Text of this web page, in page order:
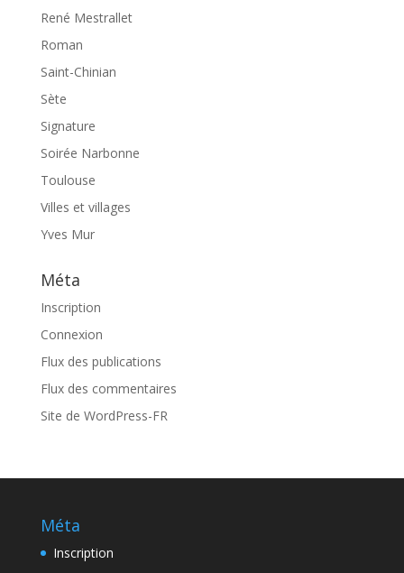
René Mestrallet
Roman
Saint-Chinian
Sète
Signature
Soirée Narbonne
Toulouse
Villes et villages
Yves Mur
Méta
Inscription
Connexion
Flux des publications
Flux des commentaires
Site de WordPress-FR
Méta
Inscription